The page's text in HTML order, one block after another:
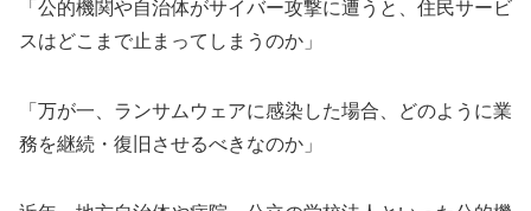
「公的機関や自治体がサイバー攻撃に遭うと、住民サービ
スはどこまで止まってしまうのか」
「万が一、ランサムウェアに感染した場合、どのように業
務を継続・復旧させるべきなのか」